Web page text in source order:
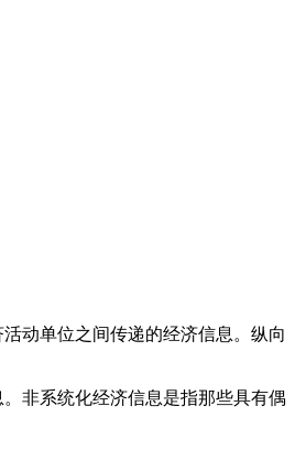
动单位之间传递的经济信息。纵向
非系统化经济信息是指那些具有偶